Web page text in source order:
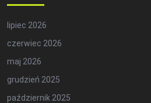
lipiec 2026
czerwiec 2026
maj 2026
grudzień 2025
październik 2025